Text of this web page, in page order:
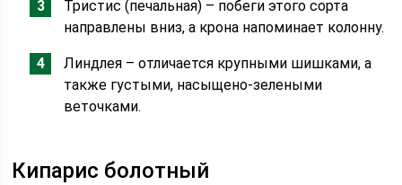
Тристис (печальная) – побеги этого сорта
направлены вниз, а крона напоминает колонну.
Линдлея – отличается крупными шишками, а
также густыми, насыщено-зелеными
веточками.
Кипарис болотный